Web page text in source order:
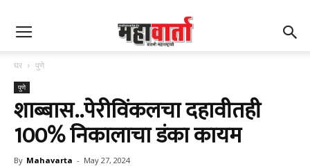
घर पुणे
पुणे
शाब्बास..पेरीविंकलचा दहावीतही
100% निकालाचा डंका कायम
By Mahavarta - May 27, 2024